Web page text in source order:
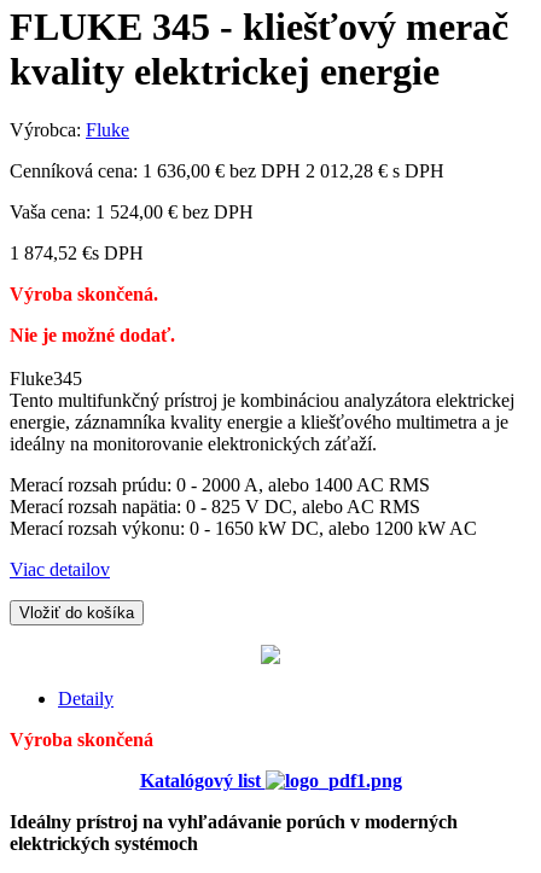
FLUKE 345 - kliešťový merač
kvality elektrickej energie
Výrobca: Fluke
Cenníková cena: 1 636,00 € bez DPH 2 012,28 € s DPH
Vaša cena: 1 524,00 € bez DPH
1 874,52 €s DPH
Výroba skončená.
Nie je možné dodať.
Fluke345
Tento multifunkčný prístroj je kombináciou analyzátora elektrickej
energie, záznamníka kvality energie a kliešťového multimetra a je
ideálny na monitorovanie elektronických záťaží.
Merací rozsah prúdu: 0 - 2000 A, alebo 1400 AC RMS
Merací rozsah napätia: 0 - 825 V DC, alebo AC RMS
Merací rozsah výkonu: 0 - 1650 kW DC, alebo 1200 kW AC
Viac detailov
Vložiť do košíka
Detaily
Výroba skončená
Katalógový list
Ideálny prístroj na vyhľadávanie porúch v moderných
elektrických systémoch